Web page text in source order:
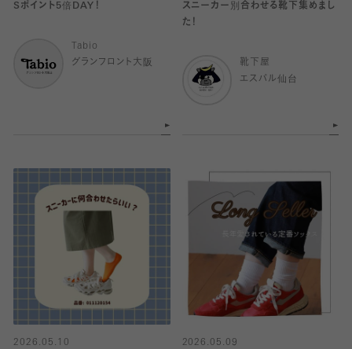
Sポイント5倍DAY！
Tabio
グランフロント大阪
スニーカー別合わせる靴下集めまし
た！
靴下屋
エスパル仙台
2026.05.10
2026.05.09